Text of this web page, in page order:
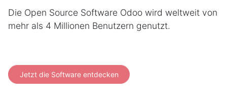
Die Open Source Software Odoo wird weltweit von
mehr als 4 Millionen Benutzern genutzt.
Jetzt die Software entdecken